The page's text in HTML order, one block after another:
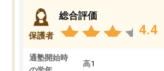
保護者
総合評価
4.4
通塾開始時
高1